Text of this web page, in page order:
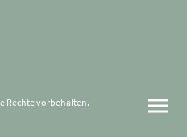
Rechte vorbehalten.